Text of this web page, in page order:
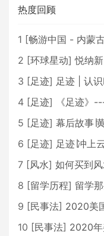
热度回顾
1 [畅游中国 - 内蒙
2 [环球星动] 悦纳
3 [足迹] 足迹 | 认
4 [足迹]
《足迹》
5 [足迹] 幕后故事∣
6 [足迹] 足迹∣冲上
7 [风水] 如何买到
8 [留学历程] 留学那些
9 [民事法] 2020美
10 [民事法] 2020年